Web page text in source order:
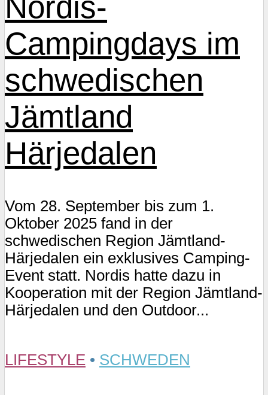
Campingdays im
schwedischen
Jämtland
Härjedalen
Vom 28. September bis zum 1.
Oktober 2025 fand in der
schwedischen Region Jämtland-
Härjedalen ein exklusives Camping-
Event statt. Nordis hatte dazu in
Kooperation mit der Region Jämtland-
Härjedalen und den Outdoor...
LIFESTYLE • SCHWEDEN